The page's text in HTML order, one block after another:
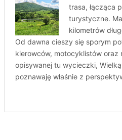
trasa, łącząca
turystyczne.
kilometrów
Od dawna cieszy się sporym
kierowców, motocyklistów oraz
opisywanej tu wycieczki,
poznawaję właśnie z